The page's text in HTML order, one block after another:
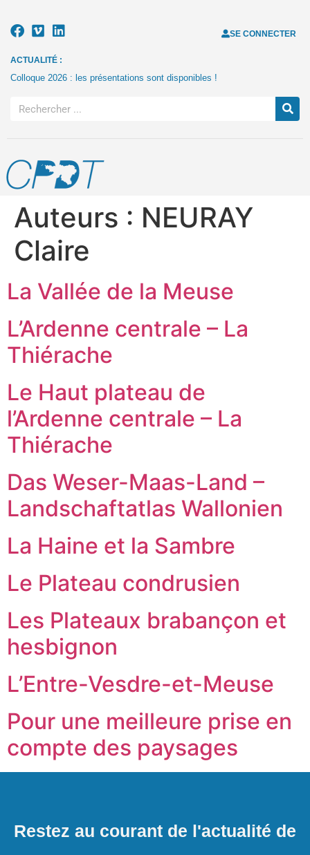
SE CONNECTER
ACTUALITÉ :
Colloque 2026 : les présentations sont disponibles !
Auteurs : NEURAY
Claire
La Vallée de la Meuse
L’Ardenne centrale – La
Thiérache
Le Haut plateau de
l’Ardenne centrale – La
Thiérache
Das Weser-Maas-Land –
Landschaftatlas Wallonien
La Haine et la Sambre
Le Plateau condrusien
Les Plateaux brabançon et
hesbignon
L’Entre-Vesdre-et-Meuse
Pour une meilleure prise en
compte des paysages
Restez au courant de l'actualité de